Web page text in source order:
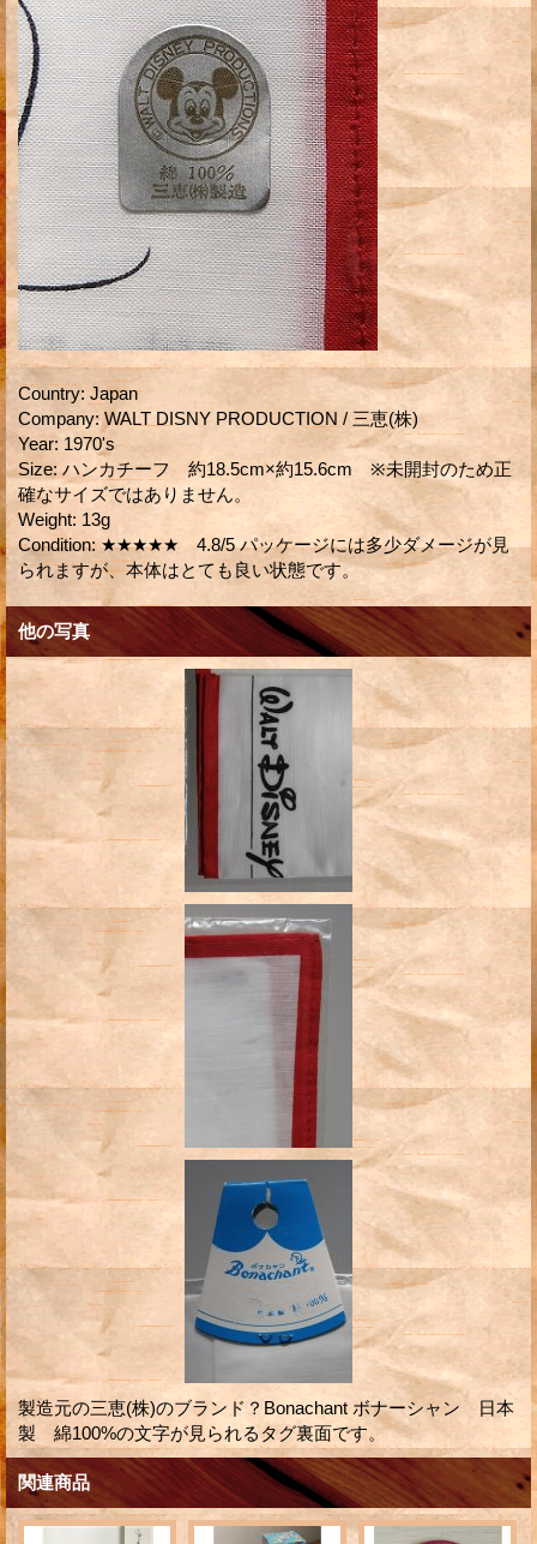
Country: Japan
Company: WALT DISNY PRODUCTION / 三恵(株)
Year: 1970's
Size: ハンカチーフ 約18.5cm×約15.6cm ※未開封のため正
確なサイズではありません。
Weight: 13g
Condition: ★★★★★ 4.8/5 パッケージには多少ダメージが見
られますが、本体はとても良い状態です。
他の写真
製造元の三恵(株)のブランド？Bonachant ボナーシャン 日本
製 綿100%の文字が見られるタグ裏面です。
関連商品